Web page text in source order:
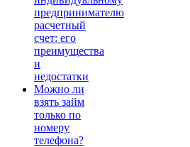
предпринимателю
расчетный
счет: его
преимущества
и
недостатки
Можно ли
взять займ
только по
номеру
телефона?